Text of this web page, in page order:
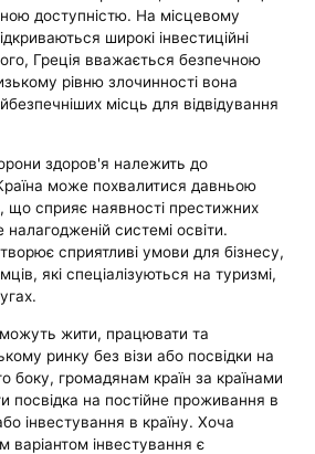
доступністю. На місцевому
широкі інвестиційні
Греція вважається безпечною
рівню злочинності вона
місць для відвідування
здоров'я належить до
може похвалитися давньою
що сприяє наявності престижних
налагодженій системі освіти.
сприятливі умови для бізнесу,
які спеціалізуються на туризмі,
жити, працювати та
ринку без візи або посвідки на
боку, громадянам країн за країнами
посвідка на постійне проживання в
інвестування в країну. Хоча
варіантом інвестування є